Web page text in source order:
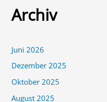
Archiv
Juni 2026
Dezember 2025
Oktober 2025
August 2025